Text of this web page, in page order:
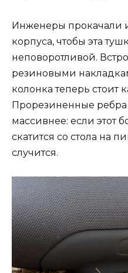
Инженеры прокачали
корпуса, чтобы эта
неповоротливой.
резиновыми
колонка теперь стоит
Прорезиненные ребра
массивнее: если этот
скатится со стола на
случится.